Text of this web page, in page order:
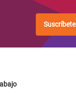
en Yemen
Suscríbete